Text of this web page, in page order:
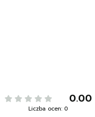
0.00
Liczba ocen: 0